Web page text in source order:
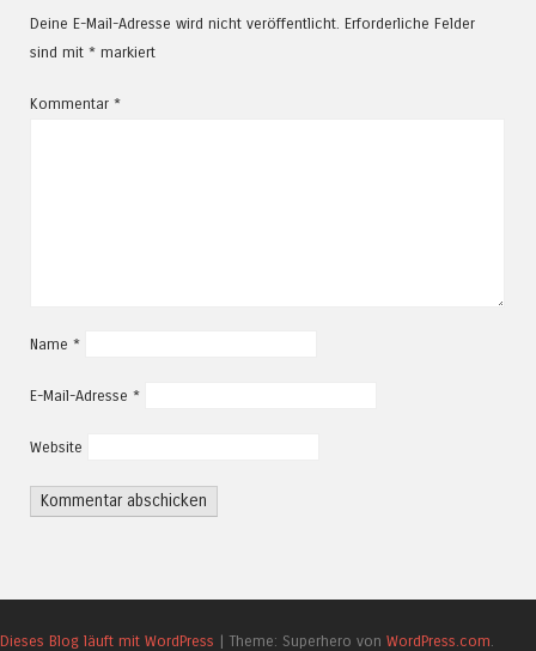
Deine E-Mail-Adresse wird nicht veröffentlicht. Erforderliche Felder
sind mit * markiert
Kommentar *
Name *
E-Mail-Adresse *
Website
Dieses Blog läuft mit WordPress | Theme: Superhero von WordPress.com